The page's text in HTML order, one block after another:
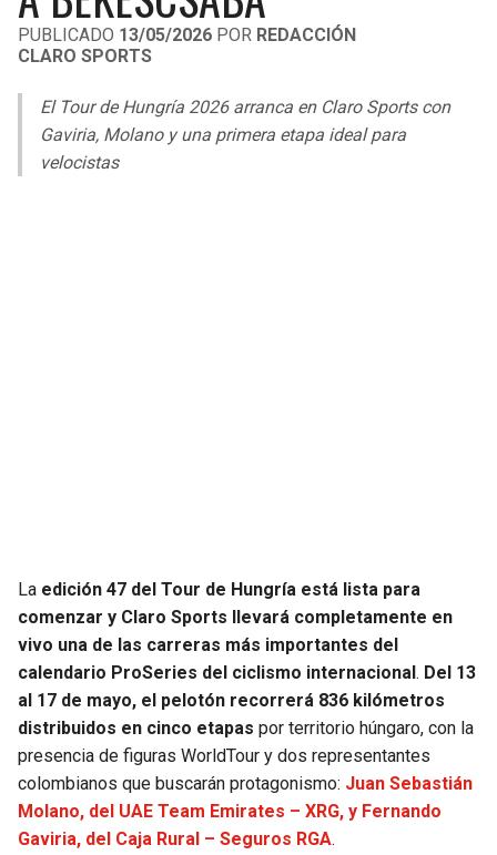
LIGA DE EXPANSIÓN MX
LEAGUES CUP
UEFA EUROPA LEAGUE
UEFA CONFERENCE LEAGUE
MLS
COPA LIBERTADORES
RAIDERS
CHARGERS
RAVENS
COWBOYS
EAGLES
COMMANDERS
CAVALIERS
PISTONS
PACERS
CLIPPERS
SUNS
KINGS
PUBLICADO 13/05/2026 POR REDACCIÓN
CLARO SPORTS
El Tour de Hungría 2026 arranca en Claro Sports con
Gaviria, Molano y una primera etapa ideal para
velocistas
La edición 47 del Tour de Hungría está lista para
comenzar y Claro Sports llevará completamente en
vivo una de las carreras más importantes del
calendario ProSeries del ciclismo internacional. Del 13
al 17 de mayo, el pelotón recorrerá 836 kilómetros
distribuidos en cinco etapas por territorio húngaro, con la
presencia de figuras WorldTour y dos representantes
colombianos que buscarán protagonismo: Juan Sebastián
Molano, del UAE Team Emirates – XRG, y Fernando
Gaviria, del Caja Rural – Seguros RGA.